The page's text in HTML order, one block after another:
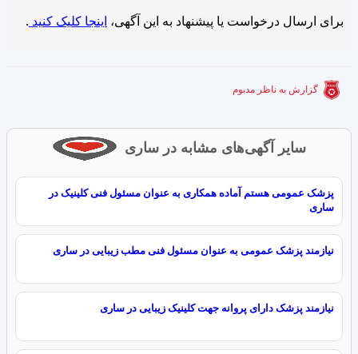
برای ارسال درخواست یا پیشنهاد به این آگهی، اینجا کلیک کنید .
گزارش به ناظر مدبوم
سایر آگهی‌های مشابه در ساری
پزشک عمومی هستم آماده همکاری به عنوان مسئول فنی کلینیک در
ساری
نیازمند پزشک عمومی به عنوان مسئول فنی مطب زیبایی در ساری
نیازمند پزشک دارای پروانه جهت کلینیک زیبایی در ساری